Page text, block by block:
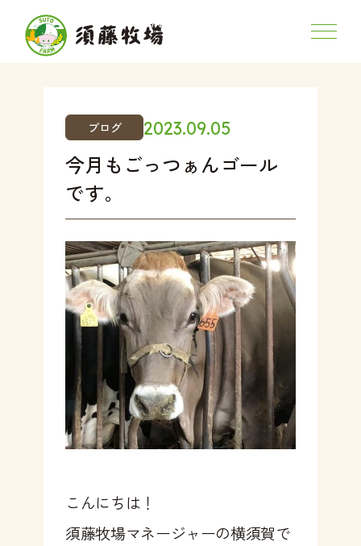
ブログ 2023.09.05
今月もごっつぁんゴール
です。
こんにちは！
須藤牧場マネージャーの横須賀で